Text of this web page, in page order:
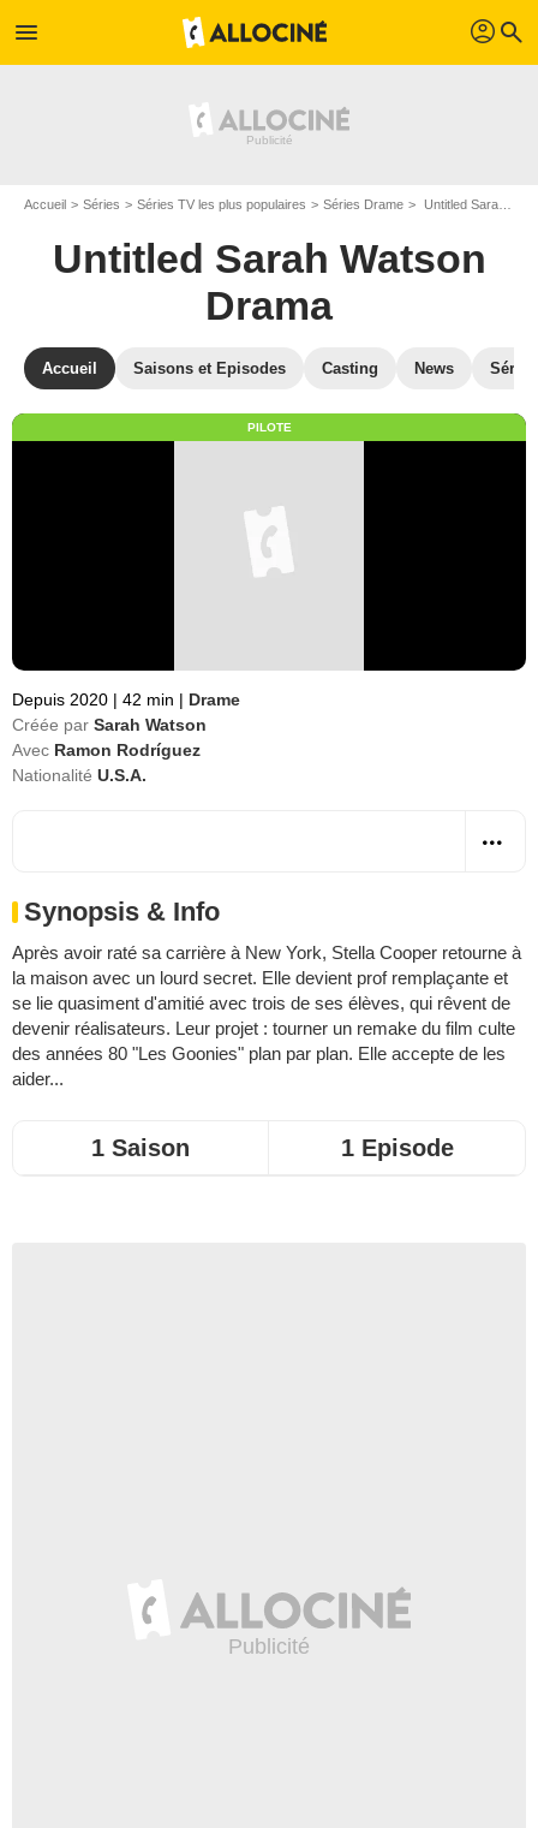
menu profil search
Accueil Séries Séries TV les plus populaires Séries Drame Untitled Sarah Watson Drama
Untitled Sarah Watson
Drama
Accueil Saisons et Episodes Casting News
PILOTE
Depuis 2020 | 42 min | Drame
Créée par Sarah Watson
Avec Ramon Rodríguez
Nationalité U.S.A.
Synopsis & Info
Après avoir raté sa carrière à New York, Stella Cooper retourne à
la maison avec un lourd secret. Elle devient prof remplaçante et
se lie quasiment d'amitié avec trois de ses élèves, qui rêvent de
devenir réalisateurs. Leur projet : tourner un remake du film culte
des années 80 "Les Goonies" plan par plan. Elle accepte de les
aider...
1 Saison 1 Episode